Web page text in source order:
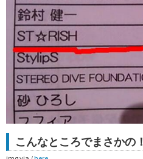
こんなところでまさかの！